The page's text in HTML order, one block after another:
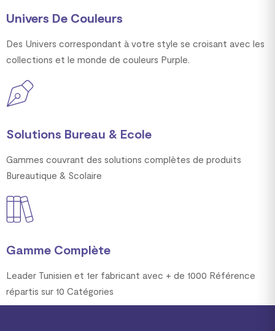
Univers De Couleurs
Des Univers correspondant à votre style se croisant avec les
collections et le monde de couleurs Purple.
Solutions Bureau & Ecole
Gammes couvrant des solutions complètes de produits
Bureautique & Scolaire
Gamme Complète
Leader Tunisien et 1er fabricant avec + de 1000 Référence
répartis sur 10 Catégories